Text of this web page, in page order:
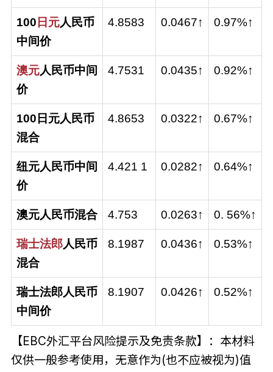
100 日元人民币
中间价
4.8583 0.0467↑ 0.97%↑
澳元人民币中间
价
4.7531 0.0435↑ 0.92%↑
100日元人民币
混合
4.8653 0.0322↑ 0.67%↑
纽元人民币中间
价
4.421 1 0.0282↑ 0.64%↑
澳元人民币混合 4.753 0.0263↑ 0. 56%↑
瑞士法郎人民币
混合
8.1987 0.0436↑ 0.53%↑
瑞士法郎人民币
中间价
8.1907 0.0426↑ 0.52%↑
【EBC外汇平台风险提示及免责条款】：本材料
仅供一般参考使用，无意作为(也不应被视为)值